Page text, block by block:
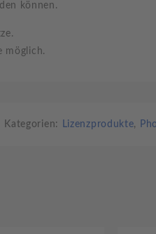
können.
möglich.
Kategorien: Lizenzprodukte,